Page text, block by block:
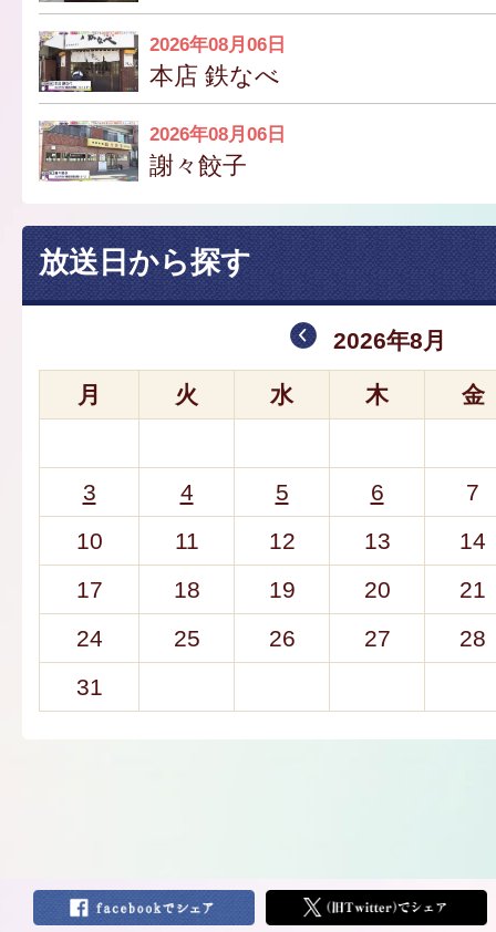
2026年08月06日
本店 鉄なべ
2026年08月06日
謝々餃子
放送日から探す
2026年8月
月 火 水 木 金
3 4 5 6
7
10
11 12 13
14
17
18 19 20
21
24
25 26 27
28
31